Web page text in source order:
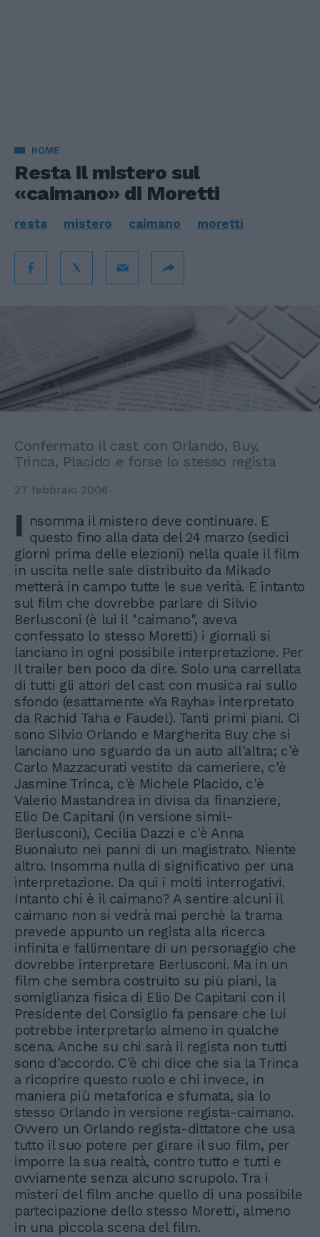
HOME
Resta il mistero sul
«caimano» di Moretti
resta mistero caimano moretti
Confermato il cast con Orlando, Buy,
Trinca, Placido e forse lo stesso regista
27 febbraio 2006
I nsomma il mistero deve continuare. E
questo fino alla data del 24 marzo (sedici
giorni prima delle elezioni) nella quale il film
in uscita nelle sale distribuito da Mikado
metterà in campo tutte le sue verità. E intanto
sul film che dovrebbe parlare di Silvio
Berlusconi (è lui il "caimano", aveva
confessato lo stesso Moretti) i giornali si
lanciano in ogni possibile interpretazione. Per
il trailer ben poco da dire. Solo una carrellata
di tutti gli attori del cast con musica rai sullo
sfondo (esattamente «Ya Rayha» interpretato
da Rachid Taha e Faudel). Tanti primi piani. Ci
sono Silvio Orlando e Margherita Buy che si
lanciano uno sguardo da un auto all'altra; c'è
Carlo Mazzacurati vestito da cameriere, c'è
Jasmine Trinca, c'è Michele Placido, c'è
Valerio Mastandrea in divisa da finanziere,
Elio De Capitani (in versione simil-
Berlusconi), Cecilia Dazzi e c'è Anna
Buonaiuto nei panni di un magistrato. Niente
altro. Insomma nulla di significativo per una
interpretazione. Da qui i molti interrogativi.
Intanto chi è il caimano? A sentire alcuni il
caimano non si vedrà mai perchè la trama
prevede appunto un regista alla ricerca
infinita e fallimentare di un personaggio che
dovrebbe interpretare Berlusconi. Ma in un
film che sembra costruito su più piani, la
somiglianza fisica di Elio De Capitani con il
Presidente del Consiglio fa pensare che lui
potrebbe interpretarlo almeno in qualche
scena. Anche su chi sarà il regista non tutti
sono d'accordo. C'è chi dice che sia la Trinca
a ricoprire questo ruolo e chi invece, in
maniera più metaforica e sfumata, sia lo
stesso Orlando in versione regista-caimano.
Ovvero un Orlando regista-dittatore che usa
tutto il suo potere per girare il suo film, per
imporre la sua realtà, contro tutto e tutti e
ovviamente senza alcuno scrupolo. Tra i
misteri del film anche quello di una possibile
partecipazione dello stesso Moretti, almeno
in una piccola scena del film.